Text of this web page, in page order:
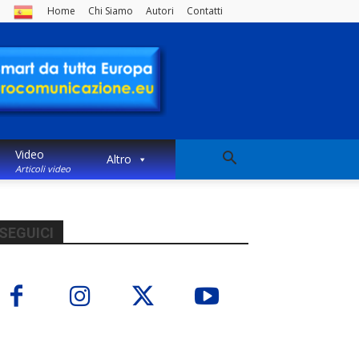
Home Chi Siamo Autori Contatti
Video
Articoli video
Altro